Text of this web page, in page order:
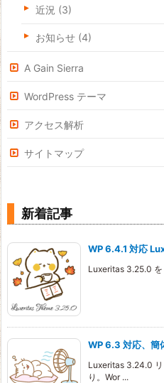
近況 (3)
お知らせ (4)
A Gain Sierra
WordPress テーマ
アクセス解析
サイトマップ
新着記事
WP 6.4.1 対応
Luxeritas 3.25.0 を
WP 6.3 対応、
Luxeritas 3.24.0
り。Wor ...